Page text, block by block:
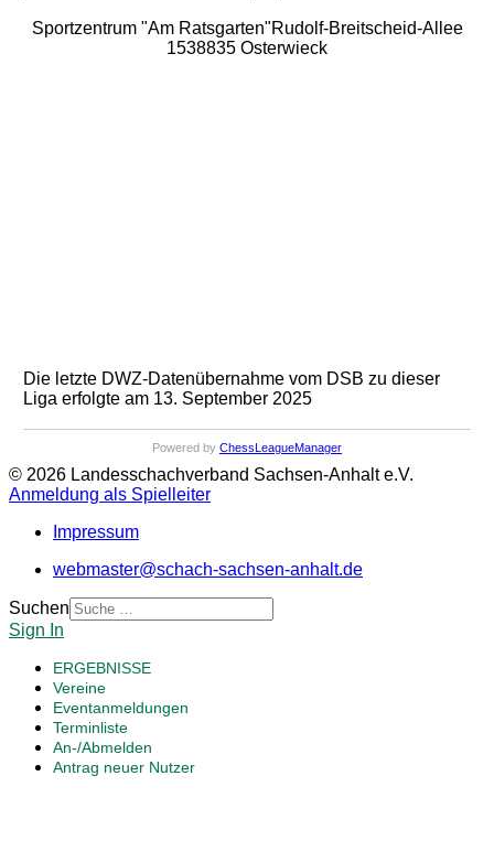
Sportzentrum "Am Ratsgarten"Rudolf-Breitscheid-Allee
1538835 Osterwieck
Die letzte DWZ-Datenübernahme vom DSB zu dieser
Liga erfolgte am 13. September 2025
Powered by ChessLeagueManager
© 2026 Landesschachverband Sachsen-Anhalt e.V.
Anmeldung als Spielleiter
Impressum
webmaster@schach-sachsen-anhalt.de
Suchen
Sign In
ERGEBNISSE
Vereine
Eventanmeldungen
Terminliste
An-/Abmelden
Antrag neuer Nutzer